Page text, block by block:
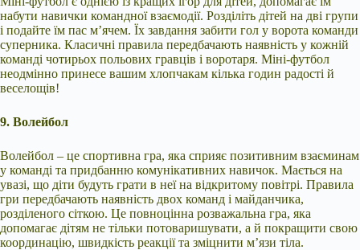
набути навички командної взаємодії. Розділіть дітей на дві групи
і подайте їм пас м’ячем. Їх завдання забити гол у ворота команди
суперника. Класичні правила передбачають наявність у кожній
команді чотирьох польових гравців і воротаря. Міні-футбол
неодмінно принесе вашим хлопчакам кілька годин радості й
веселощів!
9. Волейбол
Волейбол – це спортивна гра, яка сприяє позитивним взаєминам
у команді та придбанню комунікативних навичок. Мається на
увазі, що діти будуть грати в неї на відкритому повітрі. Правила
гри передбачають наявність двох команд і майданчика,
розділеного сіткою. Це повноцінна розважальна гра, яка
допомагає дітям не тільки потоваришувати, а й покращити свою
координацію, швидкість реакції та зміцнити м’язи тіла.